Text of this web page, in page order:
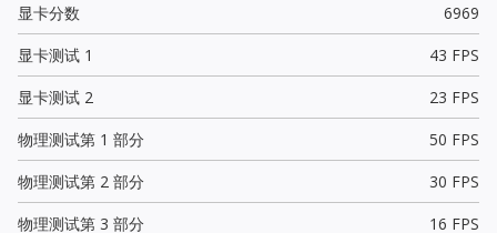
显卡分数
6969
显卡测试 1
43 FPS
显卡测试 2
23 FPS
物理测试第 1 部分
50 FPS
物理测试第 2 部分
30 FPS
物理测试第 3 部分
16 FPS